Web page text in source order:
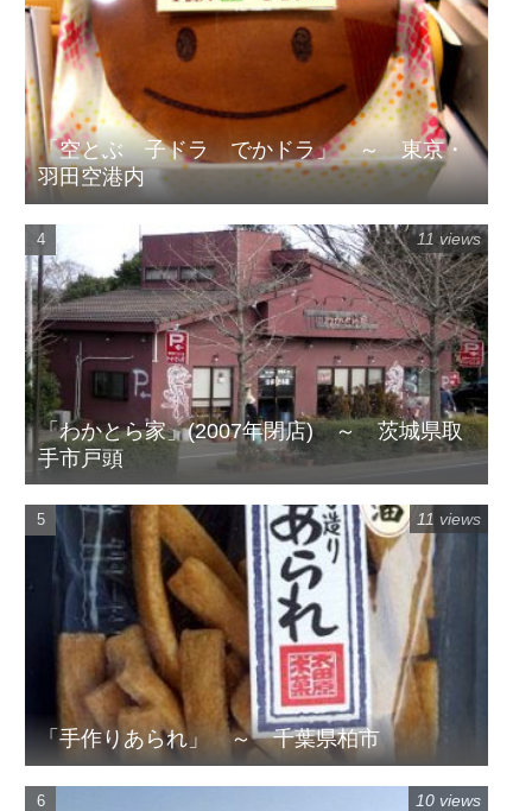
「空とぶ 子ドラ でかドラ」 ～ 東京・
羽田空港内
「わかとら家」(2007年閉店) ～ 茨城県取
手市戸頭
11 views
「手作りあられ」 ～ 千葉県柏市
11 views
10 views